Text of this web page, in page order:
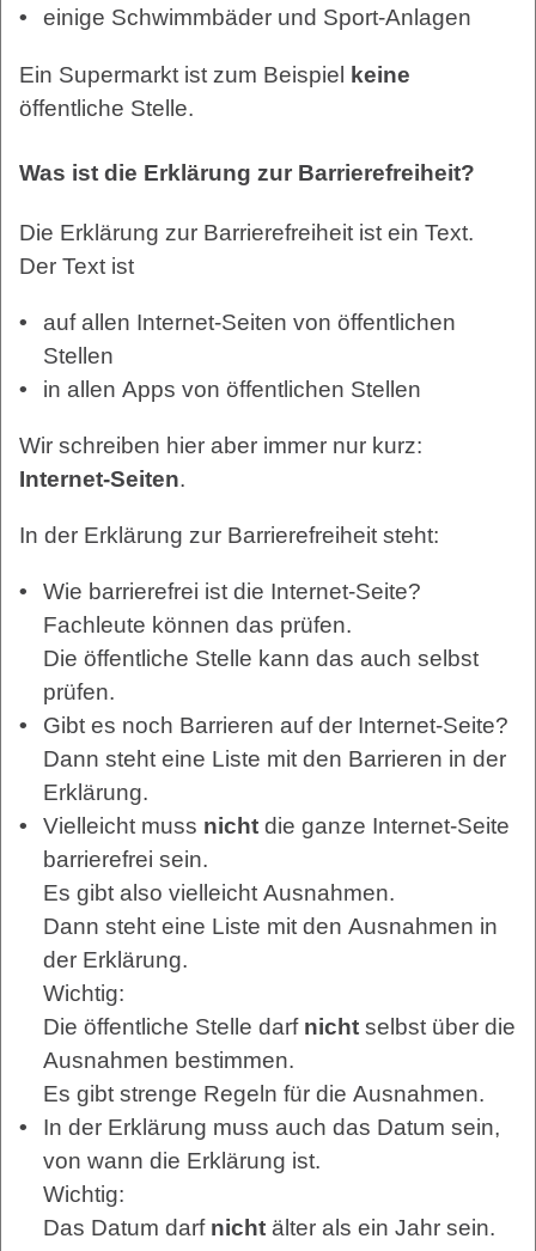
einige Schwimmbäder und Sport-Anlagen
Ein Supermarkt ist zum Beispiel keine
öffentliche Stelle.
Was ist die Erklärung zur Barrierefreiheit?
Die Erklärung zur Barrierefreiheit ist ein Text.
Der Text ist
auf allen Internet-Seiten von öffentlichen
Stellen
in allen Apps von öffentlichen Stellen
Wir schreiben hier aber immer nur kurz:
Internet-Seiten.
In der Erklärung zur Barrierefreiheit steht:
Wie barrierefrei ist die Internet-Seite?
Fachleute können das prüfen.
Die öffentliche Stelle kann das auch selbst
prüfen.
Gibt es noch Barrieren auf der Internet-Seite?
Dann steht eine Liste mit den Barrieren in der
Erklärung.
Vielleicht muss nicht die ganze Internet-Seite
barrierefrei sein.
Es gibt also vielleicht Ausnahmen.
Dann steht eine Liste mit den Ausnahmen in
der Erklärung.
Wichtig:
Die öffentliche Stelle darf nicht selbst über die
Ausnahmen bestimmen.
Es gibt strenge Regeln für die Ausnahmen.
In der Erklärung muss auch das Datum sein,
von wann die Erklärung ist.
Wichtig:
Das Datum darf nicht älter als ein Jahr sein.